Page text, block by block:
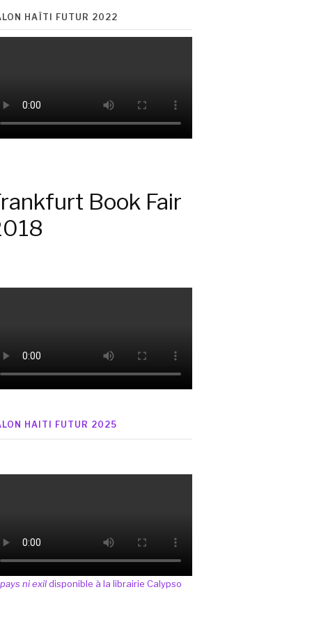
HAÏTI FUTUR 2022
Book Fair
HAITI FUTUR 2025
ni exildisponible à la librairie Calypso